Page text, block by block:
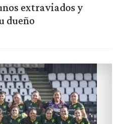
extraviados y
dueño